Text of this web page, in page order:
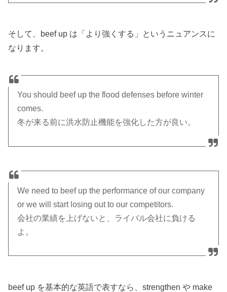
そして、beef up は「より強くする」というニュアンスに
なります。
You should beef up the flood defenses before winter
comes.
冬が来る前に洪水防止機能を強化した方が良い。
We need to beef up the performance of our company
or we will start losing out to our competitors.
会社の業績を上げないと、ライバル会社に負ける
よ。
beef up を基本的な英語で表すなら、strengthen や make